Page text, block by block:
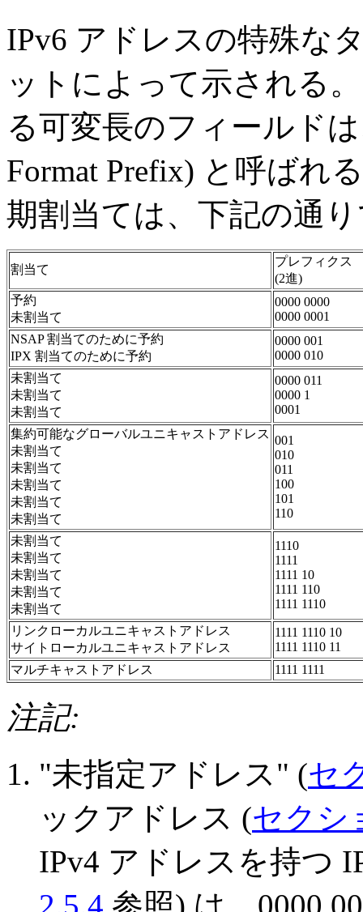
IPv6 アドレスの特殊な
ットによって示される
る可変長のフィールド
Format Prefix) と呼ばれ
期割当ては、下記の通
割当て
プレフィクス
(2進)
予約
未割当て
0000 0000
0000 0001
NSAP 割当てのために予約
IPX 割当てのために予約
0000 001
0000 010
未割当て
未割当て
未割当て
0000 011
0000 1
0001
集約可能なグローバルユニキャストアドレス
未割当て
未割当て
未割当て
未割当て
未割当て
001
010
011
100
101
110
未割当て
未割当て
未割当て
未割当て
未割当て
1110
1111
1111 10
1111 110
1111 1110
リンクローカルユニキャストアドレス
サイトローカルユニキャストアドレス
1111 1110 10
1111 1110 11
マルチキャストアドレス
1111 1111
注記:
"未指定アドレス" (セ
ックアドレス (セクシ
IPv4 アドレスを持つ
2.5.4 参照) は、0000